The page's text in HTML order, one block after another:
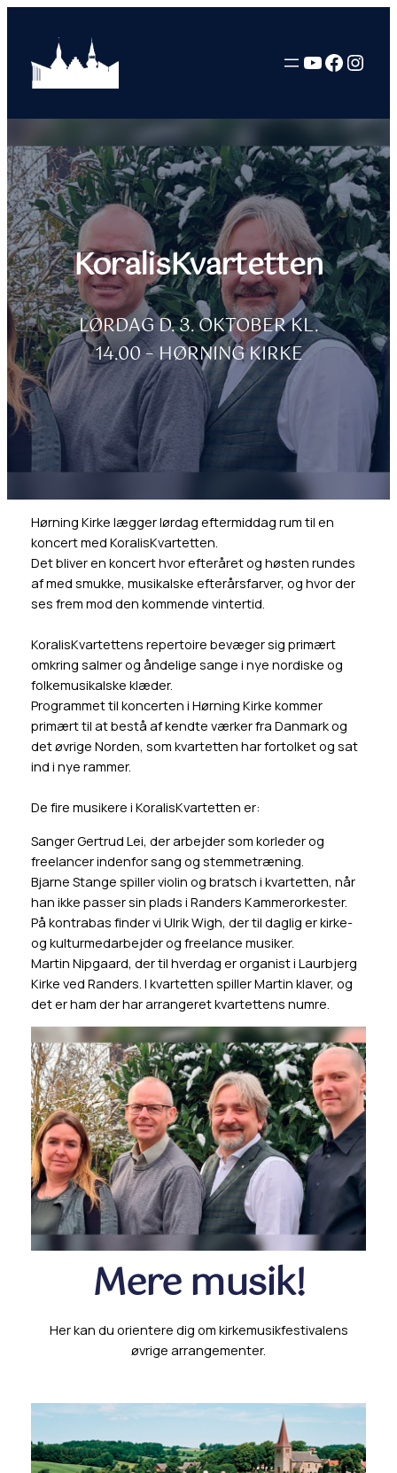
content
YouTube
KoralisKvartetten
LØRDAG D. 3. OKTOBER KL.
14.00 – HØRNING KIRKE
Hørning Kirke lægger lørdag eftermiddag rum til en
koncert med KoralisKvartetten.
Det bliver en koncert hvor efteråret og høsten rundes
af med smukke, musikalske efterårsfarver, og hvor der
ses frem mod den kommende vintertid.
KoralisKvartettens repertoire bevæger sig primært
omkring salmer og åndelige sange i nye nordiske og
folkemusikalske klæder.
Programmet til koncerten i Hørning Kirke kommer
primært til at bestå af kendte værker fra Danmark og
det øvrige Norden, som kvartetten har fortolket og sat
ind i nye rammer.
De fire musikere i KoralisKvartetten er:
Sanger Gertrud Lei, der arbejder som korleder og
freelancer indenfor sang og stemmetræning.
Bjarne Stange spiller violin og bratsch i kvartetten, når
han ikke passer sin plads i Randers Kammerorkester.
På kontrabas finder vi Ulrik Wigh, der til daglig er kirke-
og kulturmedarbejder og freelance musiker.
Martin Nipgaard, der til hverdag er organist i Laurbjerg
Kirke ved Randers. I kvartetten spiller Martin klaver, og
det er ham der har arrangeret kvartettens numre.
Mere musik!
Her kan du orientere dig om kirkemusikfestivalens
øvrige arrangementer.